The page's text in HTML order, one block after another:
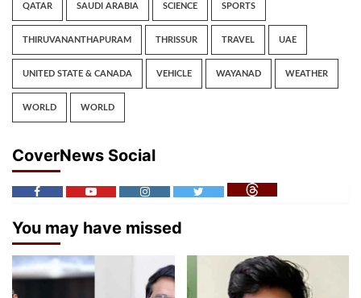
QATAR SAUDI ARABIA SCIENCE SPORTS
THIRUVANANTHAPURAM THRISSUR TRAVEL UAE
UNITED STATE & CANADA VEHICLE WAYANAD WEATHER
WORLD WORLD
CoverNews Social
You may have missed